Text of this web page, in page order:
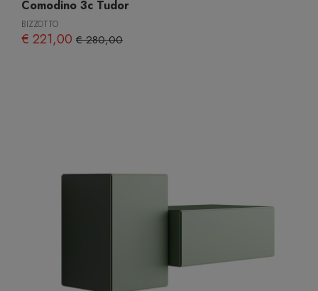
Comodino 3c Tudor
BIZZOTTO
€ 221,00 € 280,00